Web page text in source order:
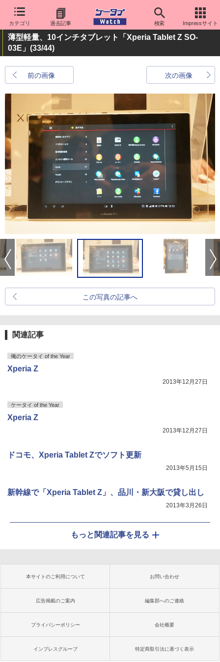
カテゴリ 過去記事 検索 Impressサイト
薄型軽量、10インチタブレット「Xperia Tablet Z SO-
03E」 (33/44)
前の画像 次の画像
この写真の記事へ
関連記事
俺のケータイ of the Year
Xperia Z
2013年12月27日
ケータイ of the Year
Xperia Z
2013年12月27日
ドコモ、Xperia Tablet Zでソフト更新
2013年5月15日
新幹線で「Xperia Tablet Z」、品川・新大阪で貸し出し
2013年3月26日
もっと関連記事を見る
本サイトのご利用について お問い合わせ
広告掲載のご案内 編集部へのご連絡
プライバシーポリシー 会社概要
インプレスグループ 特定商取引法に基づく表示